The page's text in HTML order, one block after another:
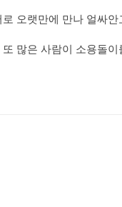
오랫만에 만나 얼싸안
많은 사람이 소용돌이